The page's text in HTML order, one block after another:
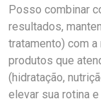
Posso combinar
resultados,
tratamento) com
produtos que
(hidratação,
elevar sua rotina